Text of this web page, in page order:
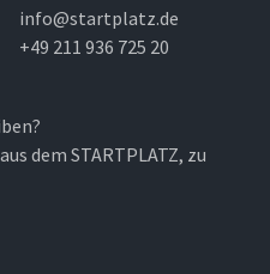
info@startplatz.de
+49 211 936 725 20
dem STARTPLATZ, zu